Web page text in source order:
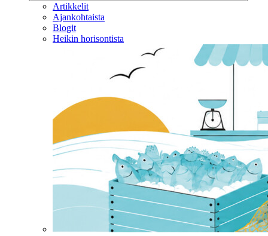
Artikkelit
Ajankohtaista
Blogit
Heikin horisontista